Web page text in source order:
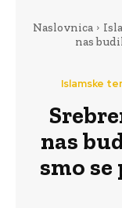
Naslovnica
nas
Islamske
nas
smo